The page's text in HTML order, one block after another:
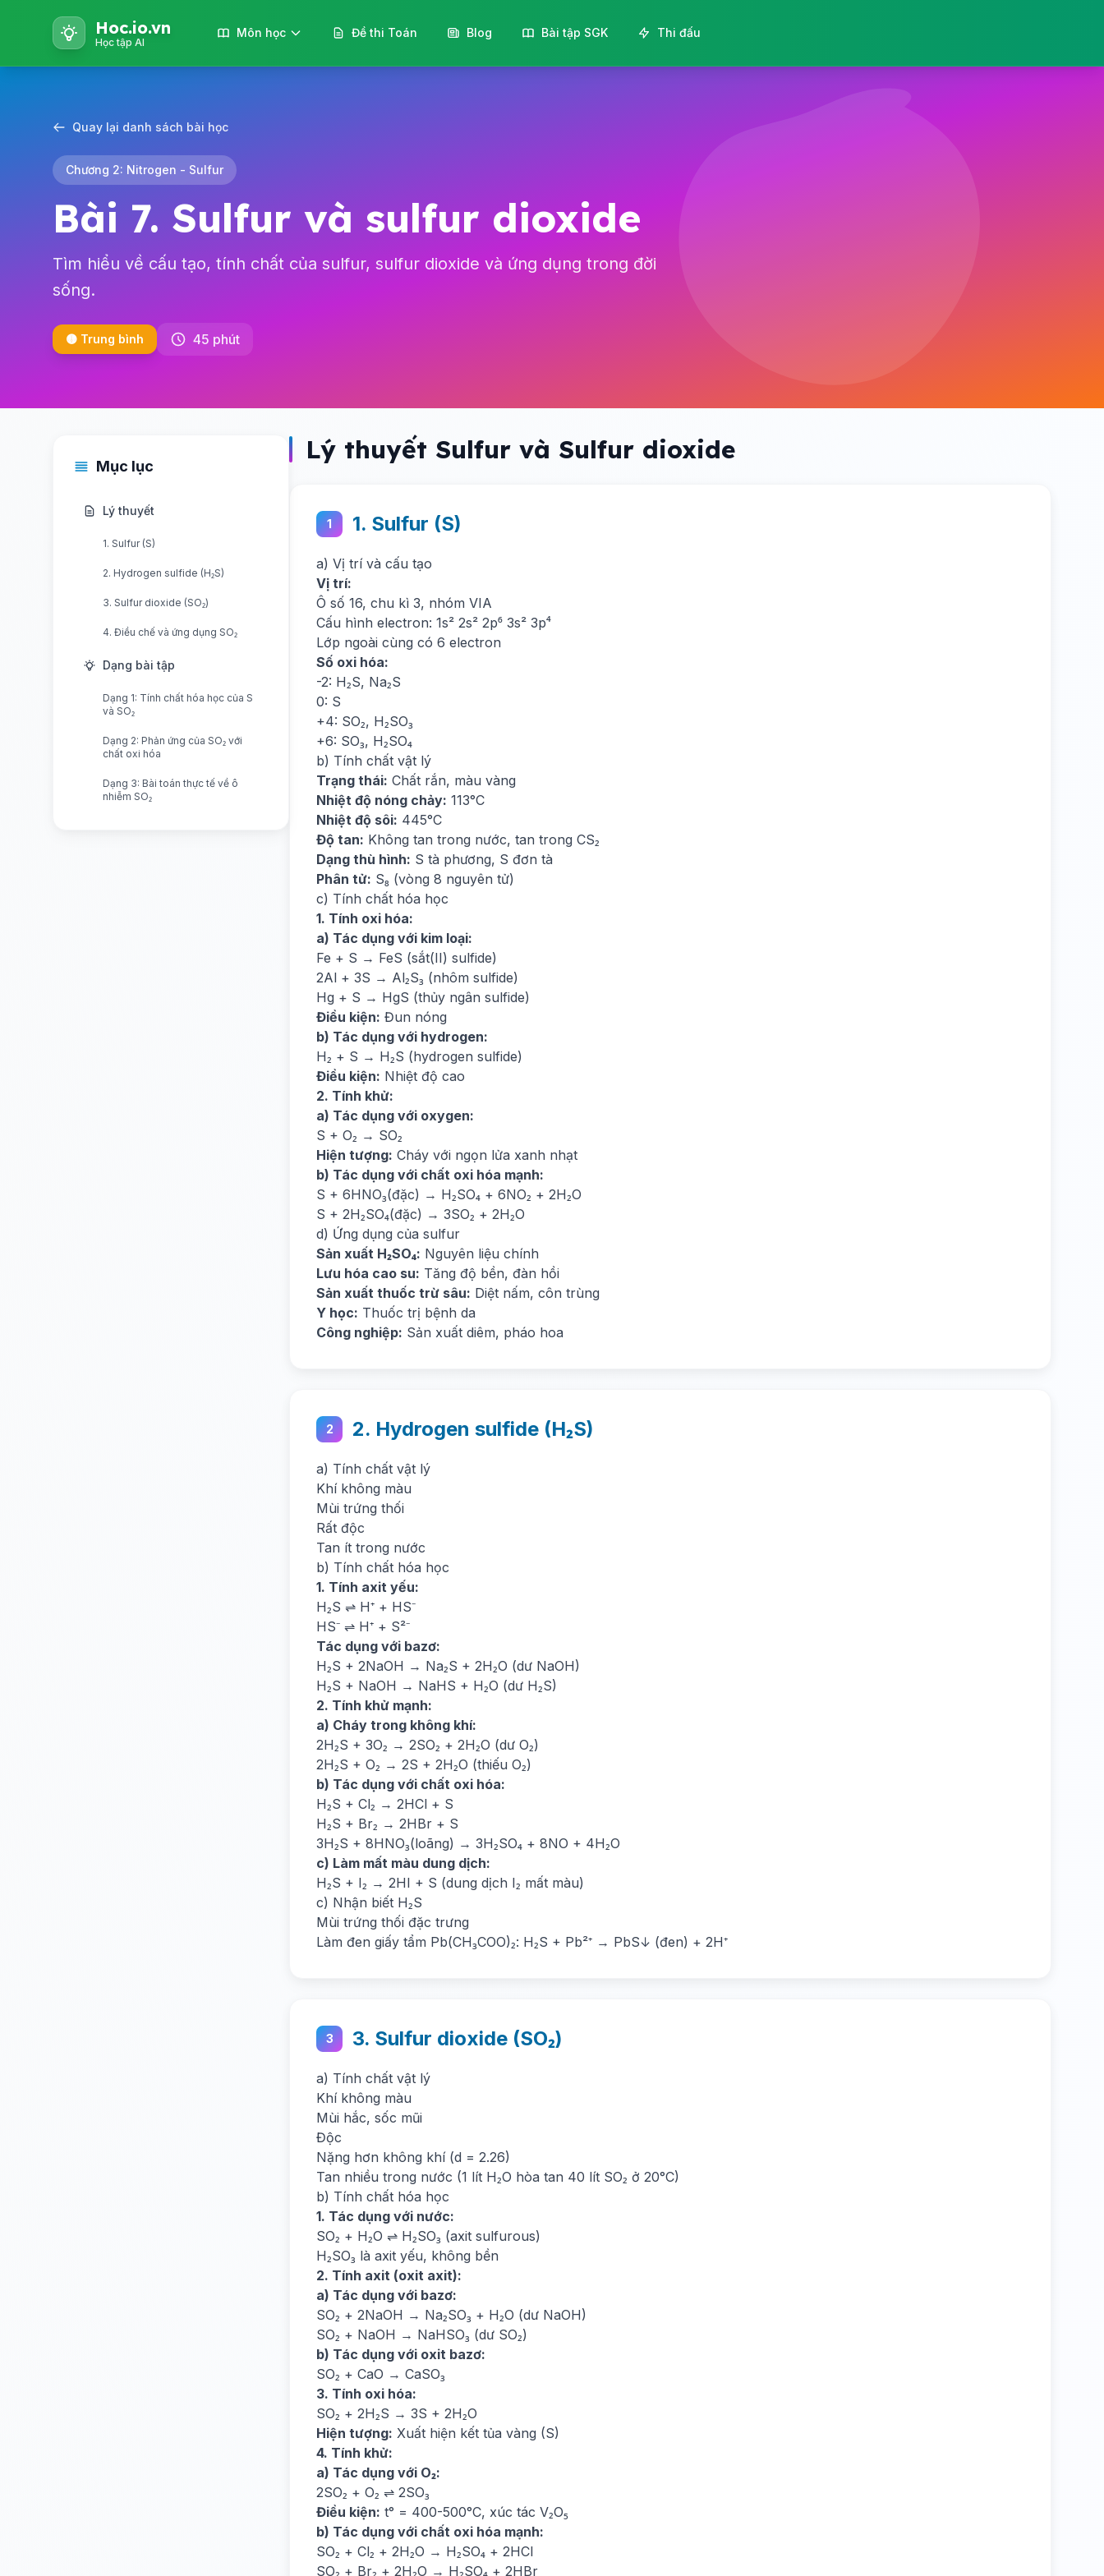
Hoc.io.vn
Học tập AI
Môn học Đề thi Toán Blog Bài tập SGK Thi đấu
Quay lại danh sách bài học
Chương 2: Nitrogen - Sulfur
Bài 7. Sulfur và sulfur dioxide
Tìm hiểu về cấu tạo, tính chất của sulfur, sulfur dioxide và ứng dụng trong đời
sống.
🟡 Trung bình 45 phút
Mục lục
Lý thuyết
1. Sulfur (S)
2. Hydrogen sulfide (H₂S)
3. Sulfur dioxide (SO₂)
4. Điều chế và ứng dụng SO₂
Dạng bài tập
Dạng 1: Tính chất hóa học của S
và SO₂
Dạng 2: Phản ứng của SO₂ với
chất oxi hóa
Dạng 3: Bài toán thực tế về ô
nhiễm SO₂
Lý thuyết Sulfur và Sulfur dioxide
1 1. Sulfur (S)
a) Vị trí và cấu tạo
Vị trí:
Ô số 16, chu kì 3, nhóm VIA
Cấu hình electron: 1s² 2s² 2p⁶ 3s² 3p⁴
Lớp ngoài cùng có 6 electron
Số oxi hóa:
-2: H₂S, Na₂S
0: S
+4: SO₂, H₂SO₃
+6: SO₃, H₂SO₄
b) Tính chất vật lý
Trạng thái: Chất rắn, màu vàng
Nhiệt độ nóng chảy: 113°C
Nhiệt độ sôi: 445°C
Độ tan: Không tan trong nước, tan trong CS₂
Dạng thù hình: S tà phương, S đơn tà
Phân tử: S₈ (vòng 8 nguyên tử)
c) Tính chất hóa học
1. Tính oxi hóa:
a) Tác dụng với kim loại:
Fe + S → FeS (sắt(II) sulfide)
2Al + 3S → Al₂S₃ (nhôm sulfide)
Hg + S → HgS (thủy ngân sulfide)
Điều kiện: Đun nóng
b) Tác dụng với hydrogen:
H₂ + S → H₂S (hydrogen sulfide)
Điều kiện: Nhiệt độ cao
2. Tính khử:
a) Tác dụng với oxygen:
S + O₂ → SO₂
Hiện tượng: Cháy với ngọn lửa xanh nhạt
b) Tác dụng với chất oxi hóa mạnh:
S + 6HNO₃(đặc) → H₂SO₄ + 6NO₂ + 2H₂O
S + 2H₂SO₄(đặc) → 3SO₂ + 2H₂O
d) Ứng dụng của sulfur
Sản xuất H₂SO₄: Nguyên liệu chính
Lưu hóa cao su: Tăng độ bền, đàn hồi
Sản xuất thuốc trừ sâu: Diệt nấm, côn trùng
Y học: Thuốc trị bệnh da
Công nghiệp: Sản xuất diêm, pháo hoa
2 2. Hydrogen sulfide (H₂S)
a) Tính chất vật lý
Khí không màu
Mùi trứng thối
Rất độc
Tan ít trong nước
b) Tính chất hóa học
1. Tính axit yếu:
H₂S ⇌ H⁺ + HS⁻
HS⁻ ⇌ H⁺ + S²⁻
Tác dụng với bazơ:
H₂S + 2NaOH → Na₂S + 2H₂O (dư NaOH)
H₂S + NaOH → NaHS + H₂O (dư H₂S)
2. Tính khử mạnh:
a) Cháy trong không khí:
2H₂S + 3O₂ → 2SO₂ + 2H₂O (dư O₂)
2H₂S + O₂ → 2S + 2H₂O (thiếu O₂)
b) Tác dụng với chất oxi hóa:
H₂S + Cl₂ → 2HCl + S
H₂S + Br₂ → 2HBr + S
3H₂S + 8HNO₃(loãng) → 3H₂SO₄ + 8NO + 4H₂O
c) Làm mất màu dung dịch:
H₂S + I₂ → 2HI + S (dung dịch I₂ mất màu)
c) Nhận biết H₂S
Mùi trứng thối đặc trưng
Làm đen giấy tẩm Pb(CH₃COO)₂: H₂S + Pb²⁺ → PbS↓ (đen) + 2H⁺
3 3. Sulfur dioxide (SO₂)
a) Tính chất vật lý
Khí không màu
Mùi hắc, sốc mũi
Độc
Nặng hơn không khí (d = 2.26)
Tan nhiều trong nước (1 lít H₂O hòa tan 40 lít SO₂ ở 20°C)
b) Tính chất hóa học
1. Tác dụng với nước:
SO₂ + H₂O ⇌ H₂SO₃ (axit sulfurous)
H₂SO₃ là axit yếu, không bền
2. Tính axit (oxit axit):
a) Tác dụng với bazơ:
SO₂ + 2NaOH → Na₂SO₃ + H₂O (dư NaOH)
SO₂ + NaOH → NaHSO₃ (dư SO₂)
b) Tác dụng với oxit bazơ:
SO₂ + CaO → CaSO₃
3. Tính oxi hóa:
SO₂ + 2H₂S → 3S + 2H₂O
Hiện tượng: Xuất hiện kết tủa vàng (S)
4. Tính khử:
a) Tác dụng với O₂:
2SO₂ + O₂ ⇌ 2SO₃
Điều kiện: t° = 400-500°C, xúc tác V₂O₅
b) Tác dụng với chất oxi hóa mạnh:
SO₂ + Cl₂ + 2H₂O → H₂SO₄ + 2HCl
SO₂ + Br₂ + 2H₂O → H₂SO₄ + 2HBr